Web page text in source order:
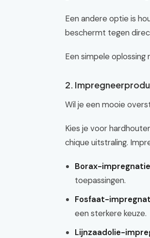
Een andere optie is
beschermt tegen
Een simpele
2.
Wil je een mooie
Kies je voor
chique uitstraling.
Borax-
toepassingen.
Fosfaat-
een sterkere keuze.
Lijnzaadolie-